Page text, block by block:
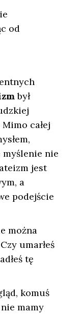
od
był
całej
myślenie nie
jest
a
podejście
można
umarłeś
tę
komuś
mamy